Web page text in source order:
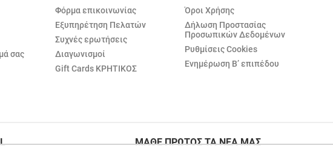
σας
Φόρμα επικοινωνίας
Εξυπηρέτηση Πελατών
Συχνές ερωτήσεις
Διαγωνισμοί
Gift Cards ΚΡΗΤΙΚΟΣ
Όροι Χρήσης
Δήλωση Προστασίας
Προσωπικών Δεδομένων
Ρυθμίσεις Cookies
Ενημέρωση Β’ επιπέδου
ΜΑΘΕ ΠΡΩΤΟΣ ΤΑ ΝΕΑ ΜΑΣ